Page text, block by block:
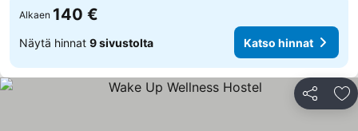
Alkaen 140 €
Näytä hinnat 9 sivustolta Katso hinnat
Jaa